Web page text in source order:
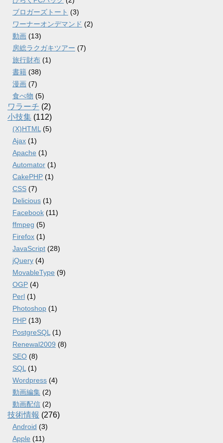
ブロガーズトート (3)
ワーナーオンデマンド (2)
動画 (13)
房総ラクガキツアー (7)
旅行財布 (1)
書籍 (38)
漫画 (7)
食べ物 (5)
ワラーチ (2)
小技集 (112)
(X)HTML (5)
Ajax (1)
Apache (1)
Automator (1)
CakePHP (1)
CSS (7)
Delicious (1)
Facebook (11)
ffmpeg (5)
Firefox (1)
JavaScript (28)
jQuery (4)
MovableType (9)
OGP (4)
Perl (1)
Photoshop (1)
PHP (13)
PostgreSQL (1)
Renewal2009 (8)
SEO (8)
SQL (1)
Wordpress (4)
動画編集 (2)
動画配信 (2)
技術情報 (276)
Android (3)
Apple (11)